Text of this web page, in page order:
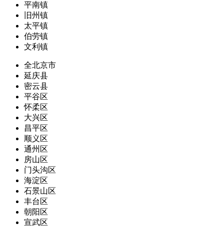
平南镇
旧州镇
太平镇
伯劳镇
文利镇
全北京市
延庆县
密云县
平谷区
怀柔区
大兴区
昌平区
顺义区
通州区
房山区
门头沟区
海淀区
石景山区
丰台区
朝阳区
宣武区